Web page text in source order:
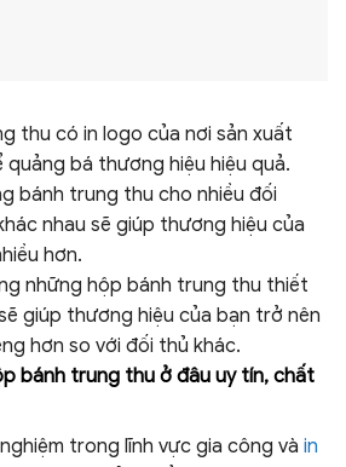
thu có in logo của nơi sản xuất
bá thương hiệu hiệu quả.
bánh trung thu cho nhiều đối
nhau sẽ giúp thương hiệu của
hơn.
những hộp bánh trung thu thiết
giúp thương hiệu của bạn trở nên
hơn so với đối thủ khác.
bánh trung thu ở đâu uy tín, chất
trong lĩnh vực gia công và in